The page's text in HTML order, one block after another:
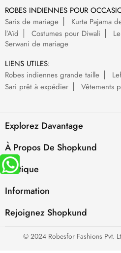
ROBES INDIENNES POUR
Saris de mariage
Kurta Pajama
l’Aïd
Costumes pour Diwali
Serwani de mariage
LIENS UTILES:
Robes indiennes grande taille
Sari prêt à expédier
Vêtements
Explorez Davantage
À Propos De Shopkund
Politique
Information
Rejoignez Shopkund
© 2024 Robesfor Fashions Pvt.